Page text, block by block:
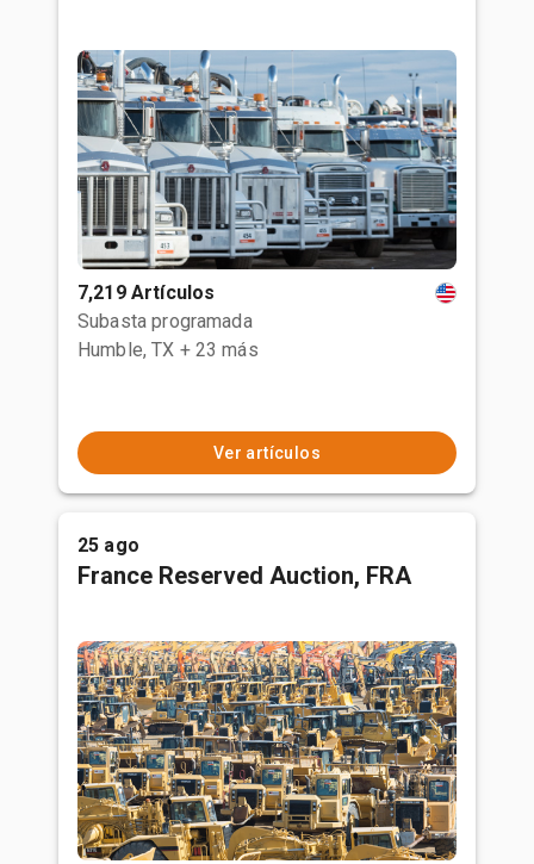
7,219 Artículos
Subasta programada
Humble, TX + 23 más
Ver artículos
25 ago
France Reserved Auction, FRA